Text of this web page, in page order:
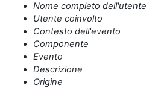
Nome completo dell'utente
Utente coinvolto
Contesto dell'evento
Componente
Evento
Descrizione
Origine